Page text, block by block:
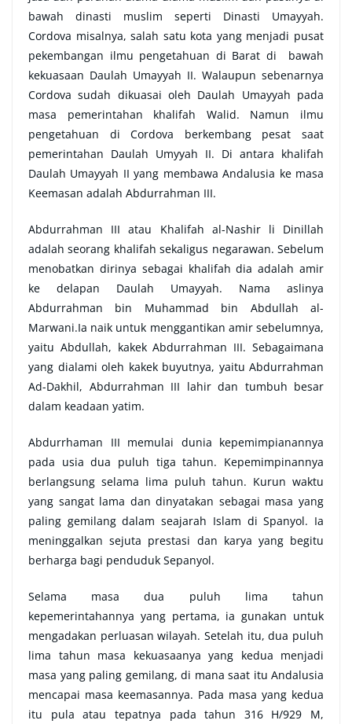
bawah dinasti muslim seperti Dinasti Umayyah.
Cordova misalnya, salah satu kota yang menjadi pusat
pekembangan ilmu pengetahuan di Barat di bawah
kekuasaan Daulah Umayyah II. Walaupun sebenarnya
Cordova sudah dikuasai oleh Daulah Umayyah pada
masa pemerintahan khalifah Walid. Namun ilmu
pengetahuan di Cordova berkembang pesat saat
pemerintahan Daulah Umyyah II. Di antara khalifah
Daulah Umayyah II yang membawa Andalusia ke masa
Keemasan adalah Abdurrahman III.
Abdurrahman III atau Khalifah al-Nashir li Dinillah
adalah seorang khalifah sekaligus negarawan. Sebelum
menobatkan dirinya sebagai khalifah dia adalah amir
ke delapan Daulah Umayyah. Nama aslinya
Abdurrahman bin Muhammad bin Abdullah al-
Marwani.Ia naik untuk menggantikan amir sebelumnya,
yaitu Abdullah, kakek Abdurrahman III. Sebagaimana
yang dialami oleh kakek buyutnya, yaitu Abdurrahman
Ad-Dakhil, Abdurrahman III lahir dan tumbuh besar
dalam keadaan yatim.
Abdurrhaman III memulai dunia kepemimpianannya
pada usia dua puluh tiga tahun. Kepemimpinannya
berlangsung selama lima puluh tahun. Kurun waktu
yang sangat lama dan dinyatakan sebagai masa yang
paling gemilang dalam seajarah Islam di Spanyol. Ia
meninggalkan sejuta prestasi dan karya yang begitu
berharga bagi penduduk Sepanyol.
Selama masa dua puluh lima tahun
kepemerintahannya yang pertama, ia gunakan untuk
mengadakan perluasan wilayah. Setelah itu, dua puluh
lima tahun masa kekuasaanya yang kedua menjadi
masa yang paling gemilang, di mana saat itu Andalusia
mencapai masa keemasannya. Pada masa yang kedua
itu pula atau tepatnya pada tahun 316 H/929 M,